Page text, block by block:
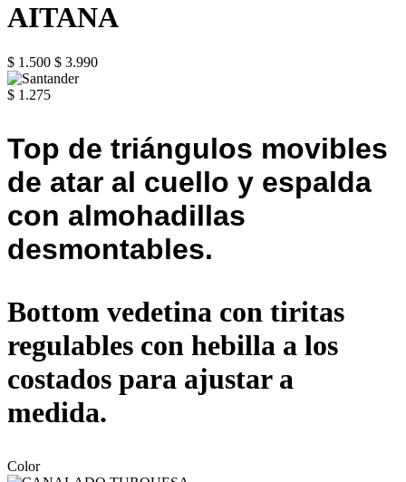
AITANA
$ 1.500 $ 3.990
$ 1.275
Top de triángulos movibles
de atar al cuello y espalda
con almohadillas
desmontables.
Bottom vedetina con tiritas
regulables con hebilla a los
costados para ajustar a
medida.
Color